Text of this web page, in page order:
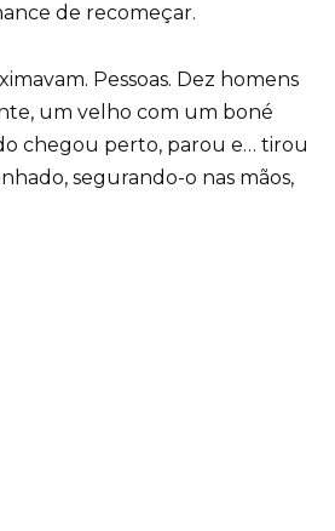
de recomeçar.
Pessoas. Dez homens
um velho com um boné
chegou perto, parou e… tirou
segurando-o nas mãos,